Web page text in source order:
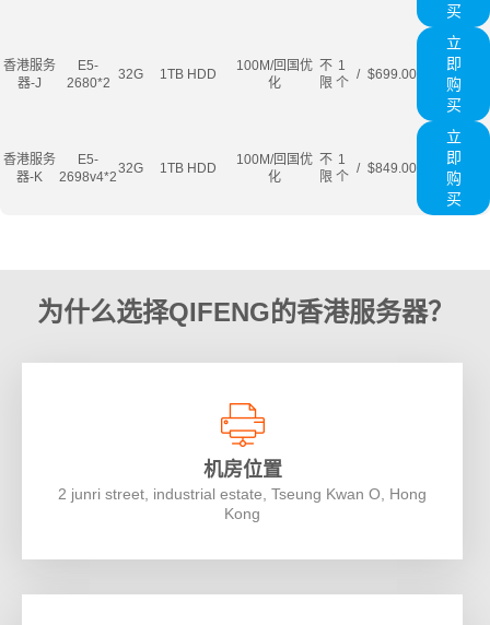
买
香港服务
器-J
E5-
2680*2
32G 1TB HDD
100M/回国优
化
不
限
1
个
/ $699.00
立
即
购
买
香港服务
器-K
E5-
2698v4*2
32G 1TB HDD
100M/回国优
化
不
限
1
个
/ $849.00
立
即
购
买
为什么选择QIFENG的香港服务器？
机房位置
2 junri street, industrial estate, Tseung Kwan O, Hong
Kong